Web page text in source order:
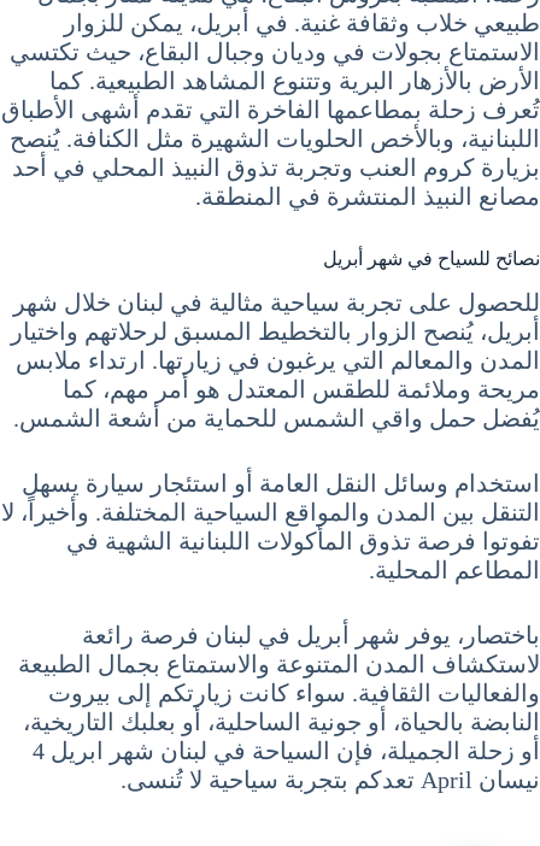
طبيعي خلاب وثقافة غنية. في أبريل، يمكن للزوار
الاستمتاع بجولات في وديان وجبال البقاع، حيث تكتسي
الأرض بالأزهار البرية وتتنوع المشاهد الطبيعية. كما
تُعرف زحلة بمطاعمها الفاخرة التي تقدم أشهى الأطباق
اللبنانية، وبالأخص الحلويات الشهيرة مثل الكنافة. يُنصح
بزيارة كروم العنب وتجربة تذوق النبيذ المحلي في أحد
مصانع النبيذ المنتشرة في المنطقة.
نصائح للسياح في شهر أبريل
للحصول على تجربة سياحية مثالية في لبنان خلال شهر
أبريل، يُنصح الزوار بالتخطيط المسبق لرحلاتهم واختيار
المدن والمعالم التي يرغبون في زيارتها. ارتداء ملابس
مريحة وملائمة للطقس المعتدل هو أمر مهم، كما
يُفضل حمل واقي الشمس للحماية من أشعة الشمس.
استخدام وسائل النقل العامة أو استئجار سيارة يسهل
التنقل بين المدن والمواقع السياحية المختلفة. وأخيراً، لا
تفوتوا فرصة تذوق المأكولات اللبنانية الشهية في
المطاعم المحلية.
باختصار، يوفر شهر أبريل في لبنان فرصة رائعة
لاستكشاف المدن المتنوعة والاستمتاع بجمال الطبيعة
والفعاليات الثقافية. سواء كانت زيارتكم إلى بيروت
النابضة بالحياة، أو جونية الساحلية، أو بعلبك التاريخية،
أو زحلة الجميلة، فإن السياحة في لبنان شهر ابريل 4
نيسان April تعدكم بتجربة سياحية لا تُنسى.